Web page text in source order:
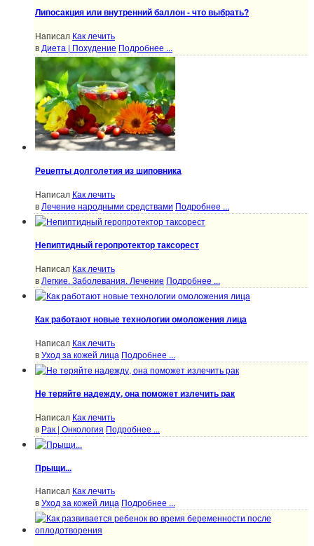
Липосакция или внутренний баллон - что выбрать?
Написал Как лечить
в Диета | Похудение Подробнее ...
Рецепты долголетия из шиповника
Написал Как лечить
в Лечение народными средствами Подробнее ...
Непиптидный геропротектор таксорест
Написал Как лечить
в Легкие. Заболевания. Лечение Подробнее ...
Как работают новые технологии омоложения лица
Написал Как лечить
вУход за кожей лица Подробнее ...
Не теряйте надежду, она поможет излечить рак
Написал Как лечить
в Рак | Онкология Подробнее ...
Прыщи...
Написал Как лечить
вУход за кожей лица Подробнее ...